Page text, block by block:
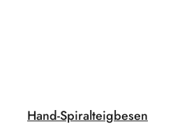
Hand-Spiralteigbesen